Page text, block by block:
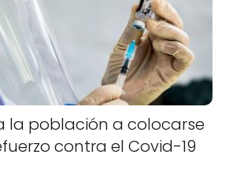
la población a colocarse
contra el Covid-19